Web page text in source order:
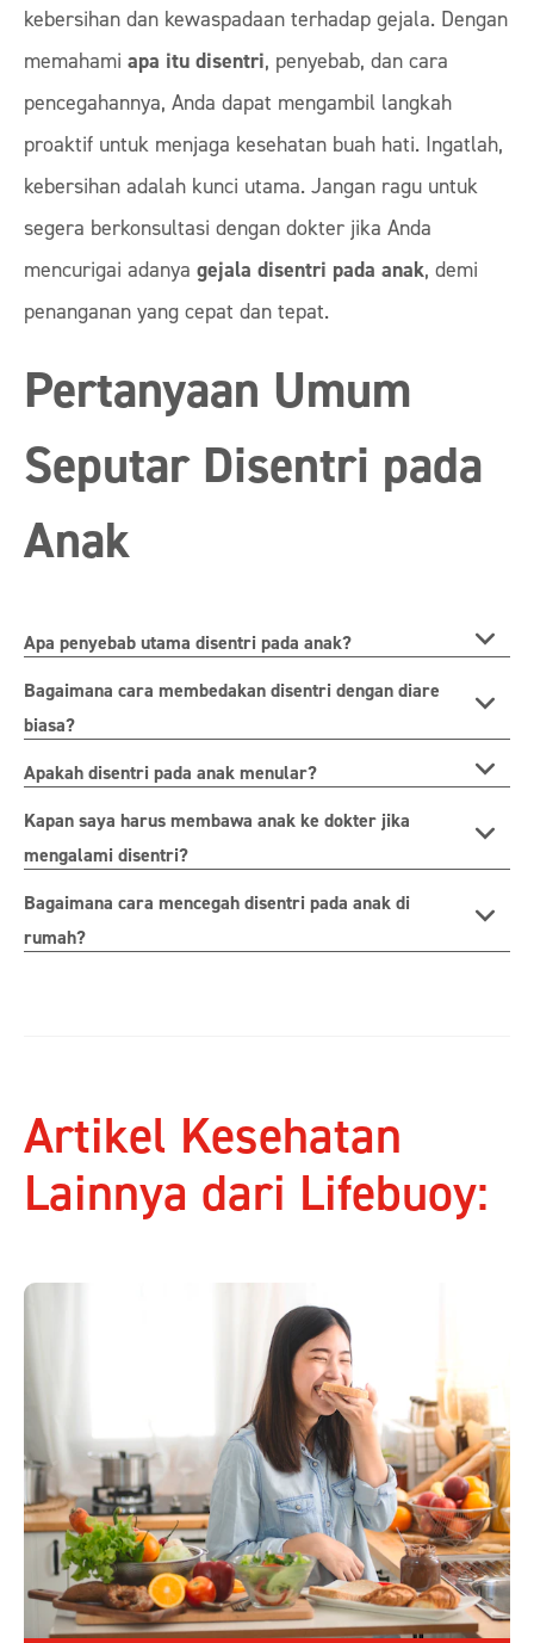
kebersihan dan kewaspadaan terhadap gejala. Dengan
memahami apa itu disentri, penyebab, dan cara
pencegahannya, Anda dapat mengambil langkah
proaktif untuk menjaga kesehatan buah hati. Ingatlah,
kebersihan adalah kunci utama. Jangan ragu untuk
segera berkonsultasi dengan dokter jika Anda
mencurigai adanya gejala disentri pada anak, demi
penanganan yang cepat dan tepat.
Pertanyaan Umum
Seputar Disentri pada
Anak
Apa penyebab utama disentri pada anak?
Bagaimana cara membedakan disentri dengan diare
biasa?
Apakah disentri pada anak menular?
Kapan saya harus membawa anak ke dokter jika
mengalami disentri?
Bagaimana cara mencegah disentri pada anak di
rumah?
Artikel Kesehatan
Lainnya dari Lifebuoy: